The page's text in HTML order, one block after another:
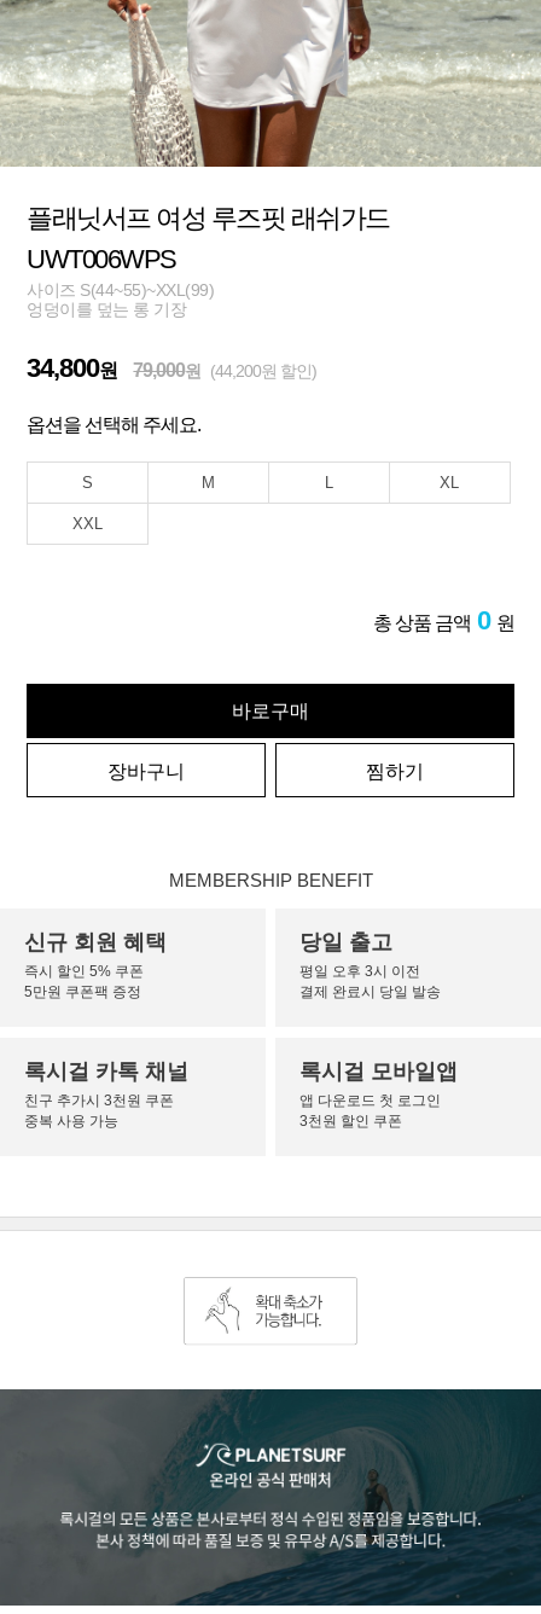
플래닛서프 여성 루즈핏 래쉬가드
UWT006WPS
사이즈 S(44~55)~XXL(99)
엉덩이를 덮는 롱 기장
34,800원 79,000원 (44,200원 할인)
옵션을 선택해 주세요.
S M L XL
XXL
총 상품 금액 0 원
바로구매
장바구니 찜하기
MEMBERSHIP BENEFIT
신규 회원 혜택
즉시 할인 5% 쿠폰
5만원 쿠폰팩 증정
당일 출고
평일 오후 3시 이전
결제 완료시 당일 발송
록시걸 카톡 채널
친구 추가시 3천원 쿠폰
중복 사용 가능
록시걸 모바일앱
앱 다운로드 첫 로그인
3천원 할인 쿠폰